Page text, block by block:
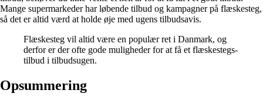
Mange supermarkeder har løbende tilbud og kampagner på flæskesteg,
så det er altid værd at holde øje med ugens tilbudsavis.
Flæskesteg vil altid være en populær ret i Danmark, og
derfor er der ofte gode muligheder for at få et flæskestegs-
tilbud i tilbudsugen.
Opsummering